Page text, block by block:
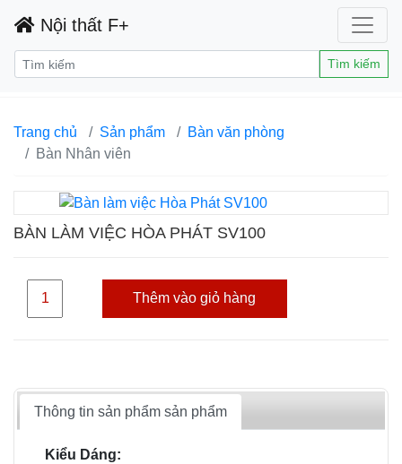
Nội thất F+
Tìm kiếm
Trang chủ Sản phẩm
Bàn văn phòng
Bàn Nhân viên
BÀN LÀM VIỆC HÒA PHÁT SV100
Thêm vào giỏ hàng
Thông tin sản phẩm sản phẩm
Kiểu Dáng: